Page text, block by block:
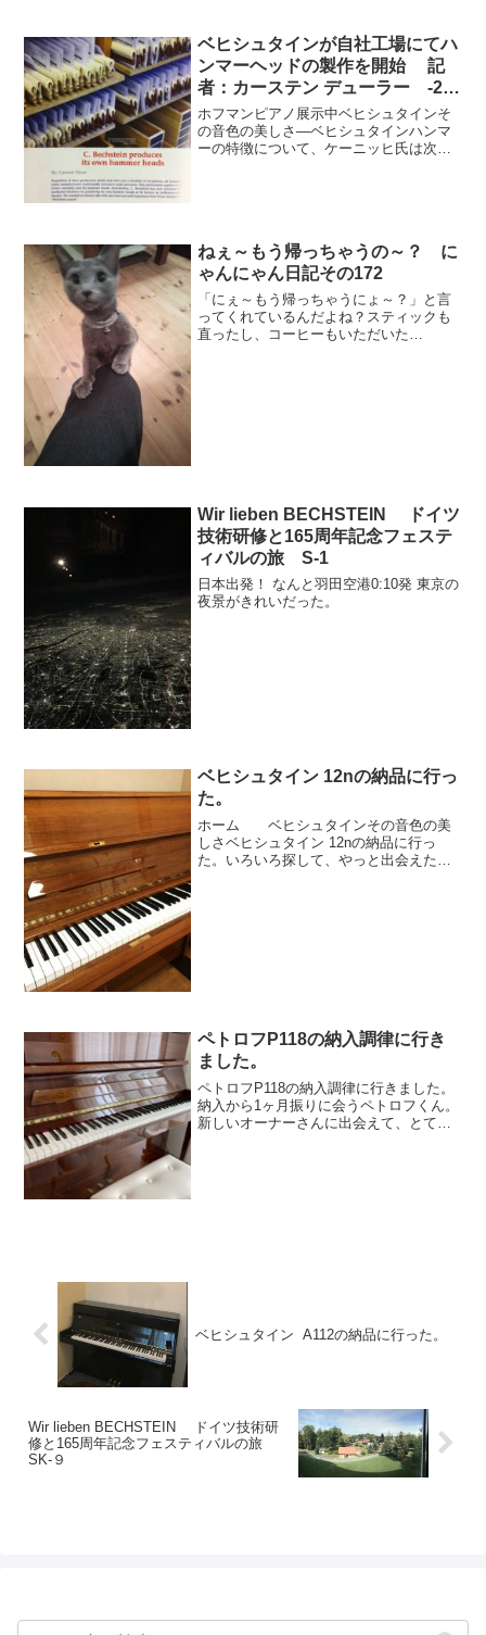
ベヒシュタインが自社工場にてハ
ンマーヘッドの製作を開始 記
者：カーステン デューラー -2
輸入ピアノ BECHSTEIN
ホフマンピアノ展示中ベヒシュタインそ
の音色の美しさ―ベヒシュタインハンマ
ーの特徴について、ケーニッヒ氏は次の
ねぇ～もう帰っちゃうの～？ に
ゃんにゃん日記その172
「にぇ～もう帰っちゃうにょ～？」と言
ってくれているんだよね？スティックも
直ったし、コーヒーもいただいた
Wir lieben BECHSTEIN ドイツ
技術研修と165周年記念フェステ
ィバルの旅 S-1
日本出発！ なんと羽田空港0:10発 東京の
夜景がきれいだった。
ベヒシュタイン 12nの納品に行っ
た。
ホーム ベヒシュタインその音色の美
しさベヒシュタイン 12nの納品に行っ
た。いろいろ探して、やっと出会えたピ
ペトロフP118の納入調律に行き
ました。
ペトロフP118の納入調律に行きました。
納入から1ヶ月振りに会うペトロフくん。
新しいオーナーさんに出会えて、とても
ベヒシュタイン A112の納品に行った。
Wir lieben BECHSTEIN ドイツ技術研
修と165周年記念フェスティバルの旅
SK-９